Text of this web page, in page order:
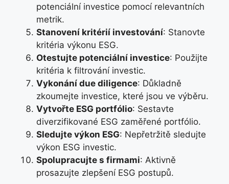
potenciální investice pomocí relevantních
metrik.
Stanovení kritérií investování: Stanovte
kritéria výkonu ESG.
Otestujte potenciální investice: Použijte
kritéria k filtrování investic.
Vykonání due diligence: Důkladně
zkoumejte investice, které jsou ve výběru.
Vytvořte ESG portfólio: Sestavte
diverzifikované ESG zaměřené portfólio.
Sledujte výkon ESG: Nepřetržitě sledujte
výkon ESG investic.
Spolupracujte s firmami: Aktivně
prosazujte zlepšení ESG postupů.